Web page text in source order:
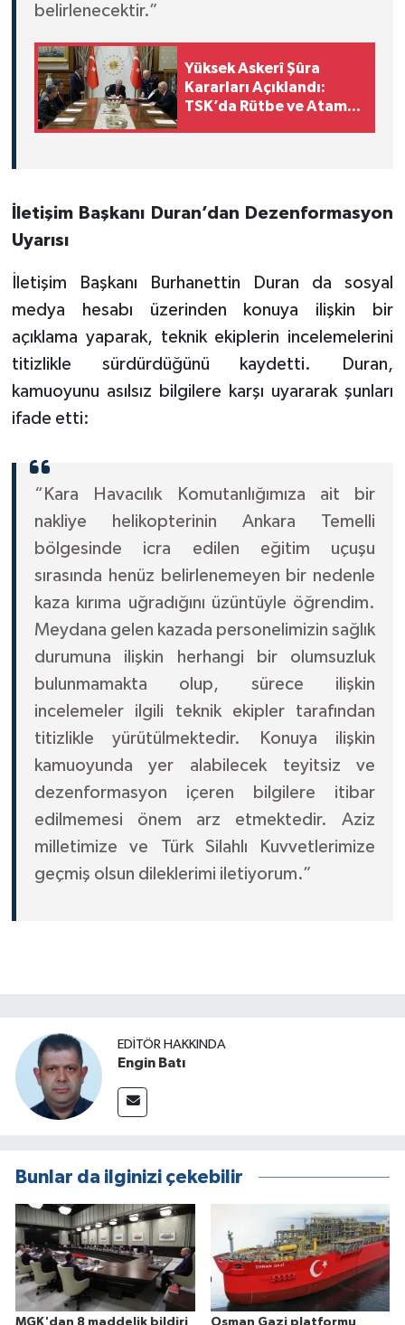
belirlenecektir.”
Yüksek Askerî Şûra
Kararları Açıklandı:
TSK’da Rütbe ve Atama
İletişim Başkanı Duran’dan Dezenformasyon
Uyarısı
İletişim Başkanı Burhanettin Duran da sosyal
medya hesabı üzerinden konuya ilişkin bir
açıklama yaparak, teknik ekiplerin incelemelerini
titizlikle sürdürdüğünü kaydetti. Duran,
kamuoyunu asılsız bilgilere karşı uyararak şunları
ifade etti:
“Kara Havacılık Komutanlığımıza ait bir
nakliye helikopterinin Ankara Temelli
bölgesinde icra edilen eğitim uçuşu
sırasında henüz belirlenemeyen bir nedenle
kaza kırıma uğradığını üzüntüyle öğrendim.
Meydana gelen kazada personelimizin sağlık
durumuna ilişkin herhangi bir olumsuzluk
bulunmamakta olup, sürece ilişkin
incelemeler ilgili teknik ekipler tarafından
titizlikle yürütülmektedir. Konuya ilişkin
kamuoyunda yer alabilecek teyitsiz ve
dezenformasyon içeren bilgilere itibar
edilmemesi önem arz etmektedir. Aziz
milletimize ve Türk Silahlı Kuvvetlerimize
geçmiş olsun dileklerimi iletiyorum.”
EDITÖR HAKKINDA
Engin Batı
Bunlar da ilginizi çekebilir
MGK'dan 8 maddelik bildiri Osman Gazi platformu